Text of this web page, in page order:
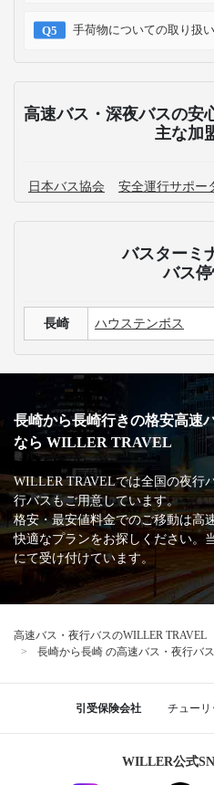
手荷物についての取り扱
高速バス・深夜バスの安
主な加
日本バス協会 安全運行サポー
バスターミ
バス
長崎 ハウステンボス
長崎から長崎行きの格安高速
なら WILLER TRAVEL
WILLER TRAVELでは全国の夜行
行バスもご用意しています。
格安・最安値料金でのご移動は高
快適なプランをお探しください。
にて受け付けています。
高速バス・夜行バスのWILLER TRAVEL
長崎から長崎 の高速バス・夜行バ
引受保険会社 チューリ
WILLER公式